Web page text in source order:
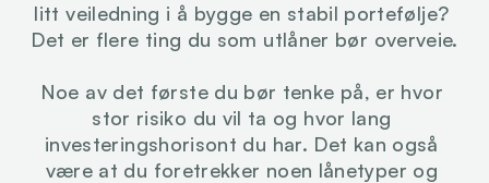
litt veiledning i å bygge en stabil portefølje?
Det er flere ting du som utlåner bør overveie.
Noe av det første du bør tenke på, er hvor
stor risiko du vil ta og hvor lang
investeringshorisont du har. Det kan også
være at du foretrekker noen lånetyper og